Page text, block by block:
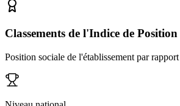
Classements de l'Indice de Position
Position sociale de l'établissement par